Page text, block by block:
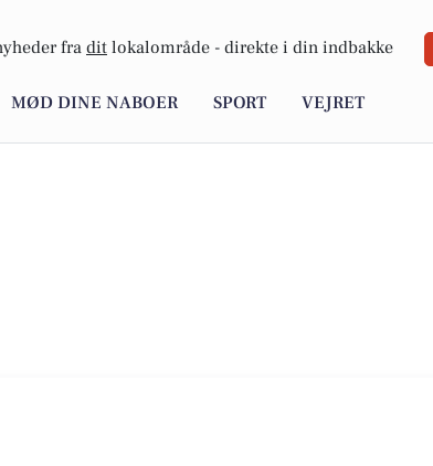
fra dit lokalområde - direkte i din indbakke
MØD DINE NABOER SPORT VEJRET